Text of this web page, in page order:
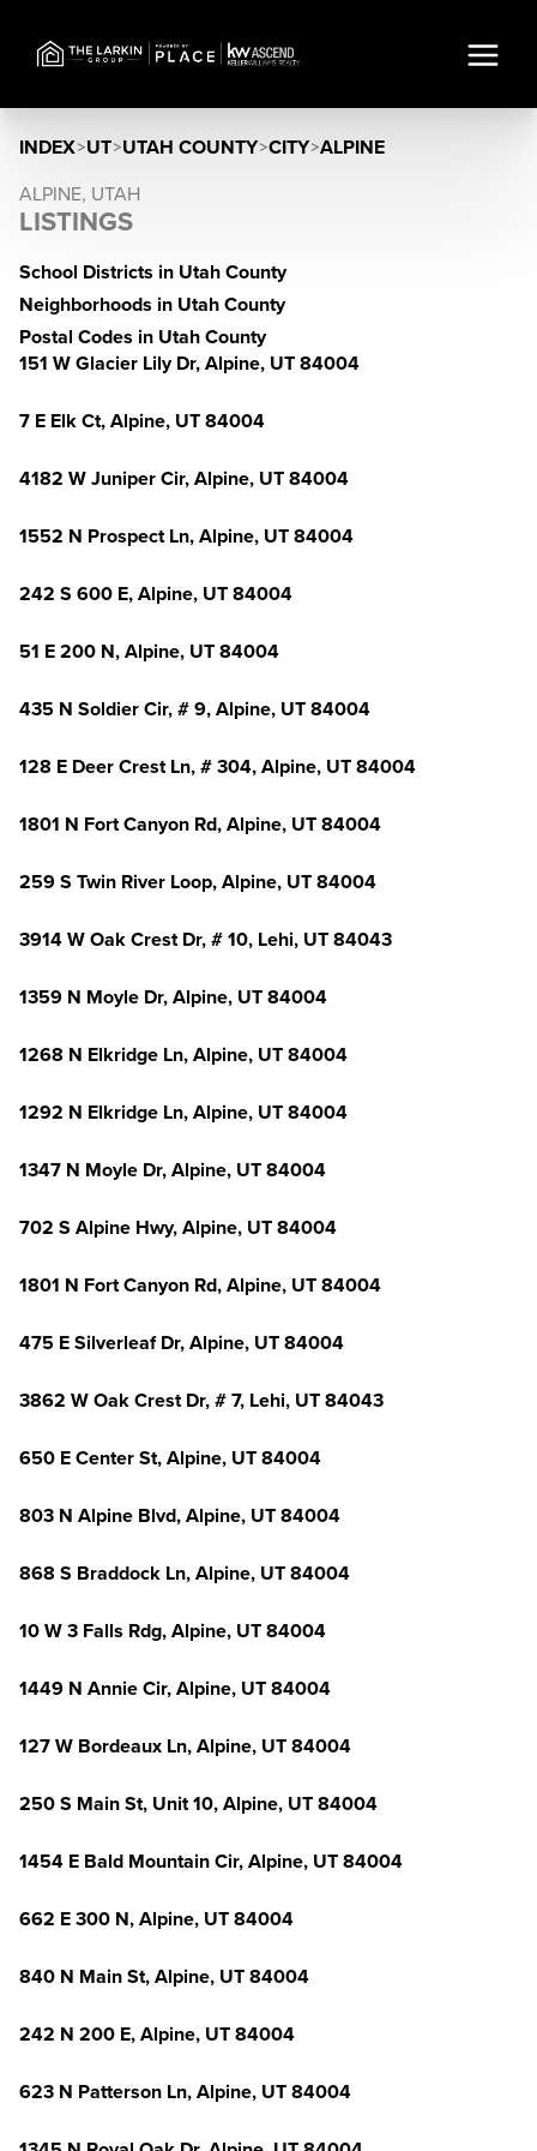
INDEX>UT>UTAH COUNTY>CITY>ALPINE
ALPINE, UTAH
LISTINGS
School Districts in Utah County
Neighborhoods in Utah County
Postal Codes in Utah County
151 W Glacier Lily Dr, Alpine, UT 84004
7 E Elk Ct, Alpine, UT 84004
4182 W Juniper Cir, Alpine, UT 84004
1552 N Prospect Ln, Alpine, UT 84004
242 S 600 E, Alpine, UT 84004
51 E 200 N, Alpine, UT 84004
435 N Soldier Cir, # 9, Alpine, UT 84004
128 E Deer Crest Ln, # 304, Alpine, UT 84004
1801 N Fort Canyon Rd, Alpine, UT 84004
259 S Twin River Loop, Alpine, UT 84004
3914 W Oak Crest Dr, # 10, Lehi, UT 84043
1359 N Moyle Dr, Alpine, UT 84004
1268 N Elkridge Ln, Alpine, UT 84004
1292 N Elkridge Ln, Alpine, UT 84004
1347 N Moyle Dr, Alpine, UT 84004
702 S Alpine Hwy, Alpine, UT 84004
1801 N Fort Canyon Rd, Alpine, UT 84004
475 E Silverleaf Dr, Alpine, UT 84004
3862 W Oak Crest Dr, # 7, Lehi, UT 84043
650 E Center St, Alpine, UT 84004
803 N Alpine Blvd, Alpine, UT 84004
868 S Braddock Ln, Alpine, UT 84004
10 W 3 Falls Rdg, Alpine, UT 84004
1449 N Annie Cir, Alpine, UT 84004
127 W Bordeaux Ln, Alpine, UT 84004
250 S Main St, Unit 10, Alpine, UT 84004
1454 E Bald Mountain Cir, Alpine, UT 84004
662 E 300 N, Alpine, UT 84004
840 N Main St, Alpine, UT 84004
242 N 200 E, Alpine, UT 84004
623 N Patterson Ln, Alpine, UT 84004